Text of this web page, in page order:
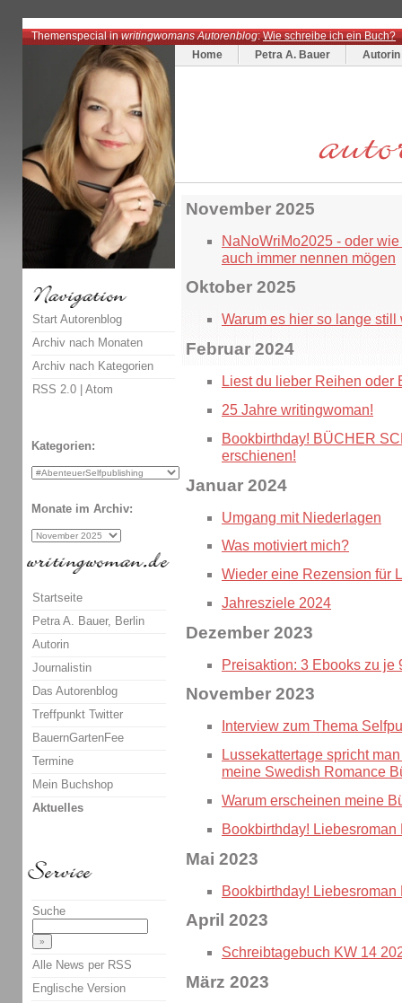
Themenspecial inwritingwomans Autorenblog:Wie schreibe ich ein Buch?
Home
Petra A. Bauer Autorin
November 2025
NaNoWriMo2025 - oder
auch immer nennen mögen
Oktober 2025
Warum es hier so lange still
Februar 2024
Liest du lieber Reihen oder
25 Jahre writingwoman!
Bookbirthday! BÜCHER
erschienen!
Januar 2024
Umgang mit Niederlagen
Was motiviert mich?
Wieder eine Rezension für
Jahresziele 2024
Dezember 2023
Preisaktion: 3 Ebooks zu je
November 2023
Interview zum Thema
Lussekattertage spricht
meine Swedish Romance
Warum erscheinen meine
Bookbirthday!
Mai 2023
Bookbirthday!
April 2023
Schreibtagebuch KW 14
März 2023
Start Autorenblog
Archiv nach Monaten
Archiv nach Kategorien
RSS 2.0 | Atom
Kategorien:
Monate im Archiv:
Startseite
Petra A. Bauer, Berlin
Autorin
Journalistin
Das Autorenblog
Treffpunkt Twitter
BauernGartenFee
Termine
Mein Buchshop
Aktuelles
Suche
Alle News per RSS
Englische Version